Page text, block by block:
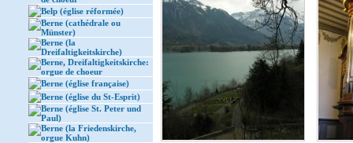
Belp (église réformée)
Berne (cathédrale ou
Münster)
Berne (la
Dreifaltigkeitskirche)
Berne, Dreifaltigkeitskirche:
orgue de choeur
Berne (église française)
Berne (église du St-Esprit)
Berne (église St. Peter und
Paul)
Berne (la Friedenskirche,
orgue Kuhn)